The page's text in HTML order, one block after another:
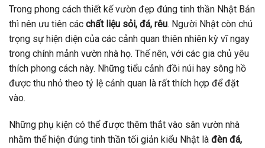
Trong phong cách thiết kế vườn đẹp đúng tinh thần Nhật Bản
thì nên ưu tiên các chất liệu sỏi, đá, rêu. Người Nhật còn chú
trọng sự hiện diện của các cảnh quan thiên nhiên kỳ vĩ ngay
trong chính mảnh vườn nhà họ. Thế nên, với các gia chủ yêu
thích phong cách này. Những tiểu cảnh đồi núi hay sông hồ
được thu nhỏ theo tỷ lệ cảnh quan là rất thích hợp để đặt
vào.
Những phụ kiện có thể được thêm thắt vào sân vườn nhà
nhằm thể hiện đúng tinh thần tối giản kiểu Nhật là đèn đá,